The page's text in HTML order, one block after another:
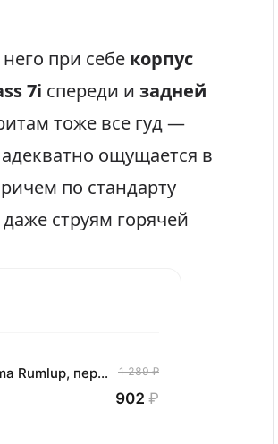
при себе корпус
7i спереди и задней
тоже все гуд —
ощущается в
по стандарту
струям горячей
Комплект хлопковых кухонных полотенец 4 шт, Pragma Rumlup, переменчивый белый 1 289 ₽
902 ₽